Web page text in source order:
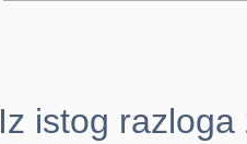
Iz istog